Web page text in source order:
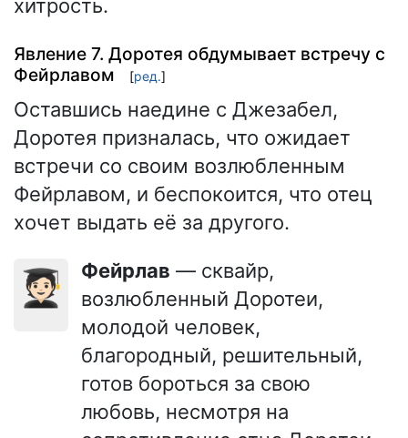
хитрость.
Явление 7. Доротея обдумывает встречу с
Фейрлавом
[ред.]
Оставшись наедине с Джезабел,
Доротея призналась, что ожидает
встречи со своим возлюбленным
Фейрлавом, и беспокоится, что отец
хочет выдать её за другого.
🧑🏻‍🎓 Фейрлав — сквайр,
возлюбленный Доротеи,
молодой человек,
благородный, решительный,
готов бороться за свою
любовь, несмотря на